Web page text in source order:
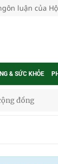
luận của
& SỨC KHỎE
đồng